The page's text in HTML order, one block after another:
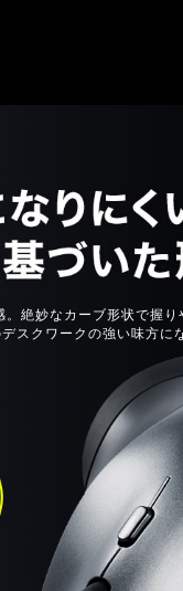
絶妙なカーブ形状で握り
スクワークの強い味方に